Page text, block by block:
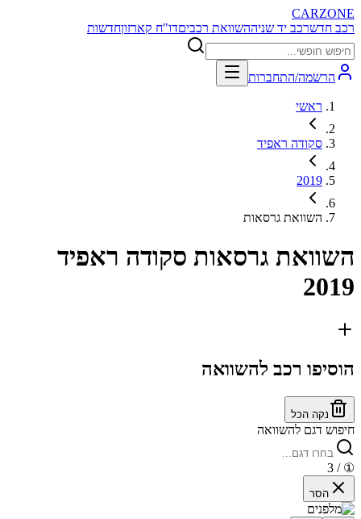
CARZONE
רכב חדשרכב יד שניההשוואת רכביםדו"ח קארזוןחדשות
הרשמה/התחברות
ראשי
סקודה ראפיד
2019
השוואת גרסאות
השוואת גרסאות סקודה ראפיד
2019
הוסיפו רכב להשוואה
נקה הכל
חיפוש דגם להשוואה
①
/ 3
הסר